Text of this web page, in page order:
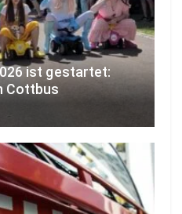
ist gestartet:
Cottbus